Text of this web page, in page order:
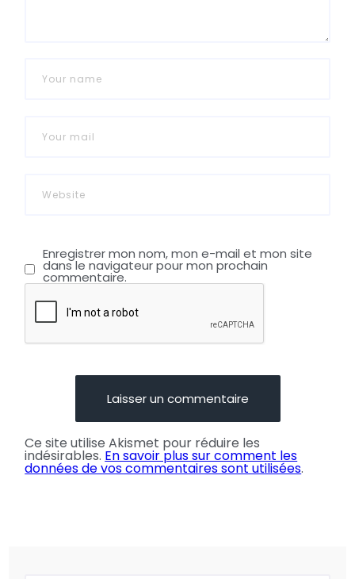
Enregistrer mon nom, mon e-mail et mon site
dans le navigateur pour mon prochain
commentaire.
Ce site utilise Akismet pour réduire les
indésirables. En savoir plus sur comment les
données de vos commentaires sont utilisées.